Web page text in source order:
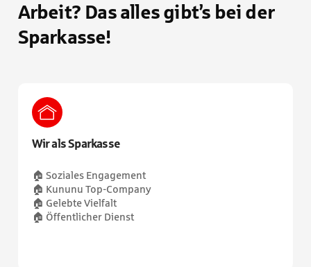
Arbeit? Das alles gibt’s bei der
Sparkasse!
Wir als Sparkasse
🏠 Soziales Engagement
🏠 Kununu Top-Company
🏠 Gelebte Vielfalt
🏠 Öffentlicher Dienst